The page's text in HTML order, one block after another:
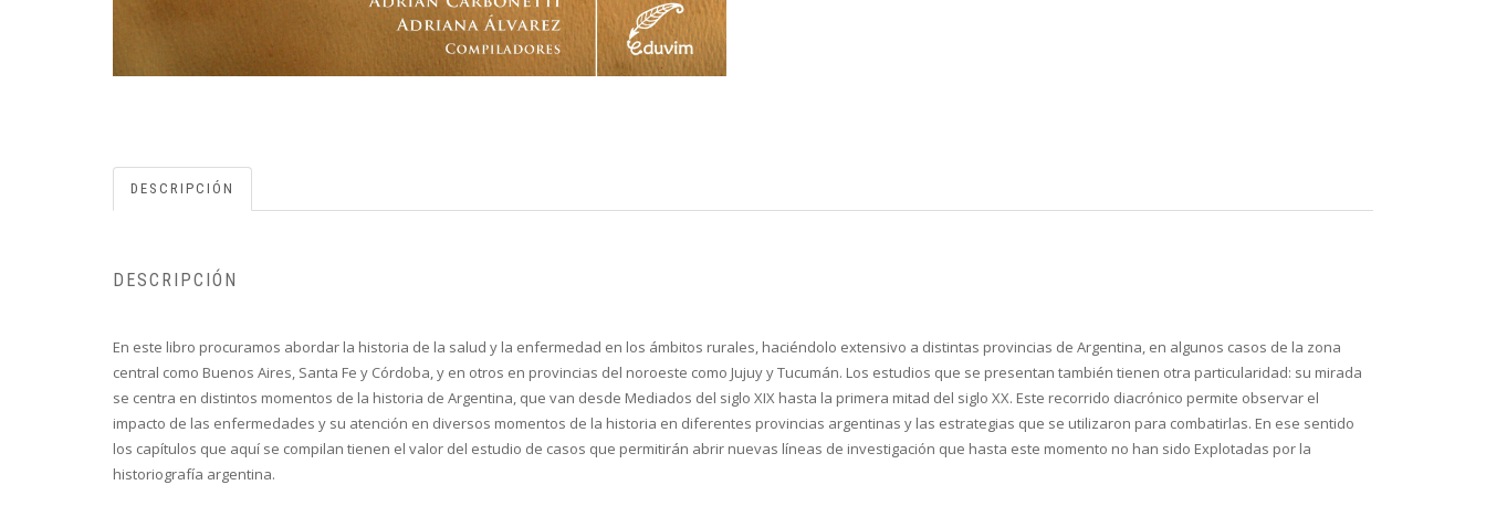
DESCRIPCIÓN
DESCRIPCIÓN
En este libro procuramos abordar la historia de la salud y la enfermedad en los ámbitos rurales, haciéndolo extensivo a distintas provincias de Argentina, en algunos casos de la zona
central como Buenos Aires, Santa Fe y Córdoba, y en otros en provincias del noroeste como Jujuy y Tucumán. Los estudios que se presentan también tienen otra particularidad: su mirada
se centra en distintos momentos de la historia de Argentina, que van desde Mediados del siglo XIX hasta la primera mitad del siglo XX. Este recorrido diacrónico permite observar el
impacto de las enfermedades y su atención en diversos momentos de la historia en diferentes provincias argentinas y las estrategias que se utilizaron para combatirlas. En ese sentido
los capítulos que aquí se compilan tienen el valor del estudio de casos que permitirán abrir nuevas líneas de investigación que hasta este momento no han sido Explotadas por la
historiografía argentina.